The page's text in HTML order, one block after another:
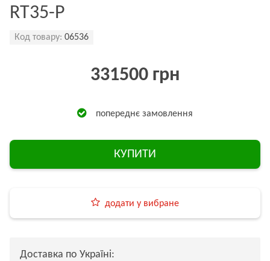
RT35-P
Код товару: 06536
331500 грн
попереднє замовлення
КУПИТИ
додати у вибране
Доставка по Україні: